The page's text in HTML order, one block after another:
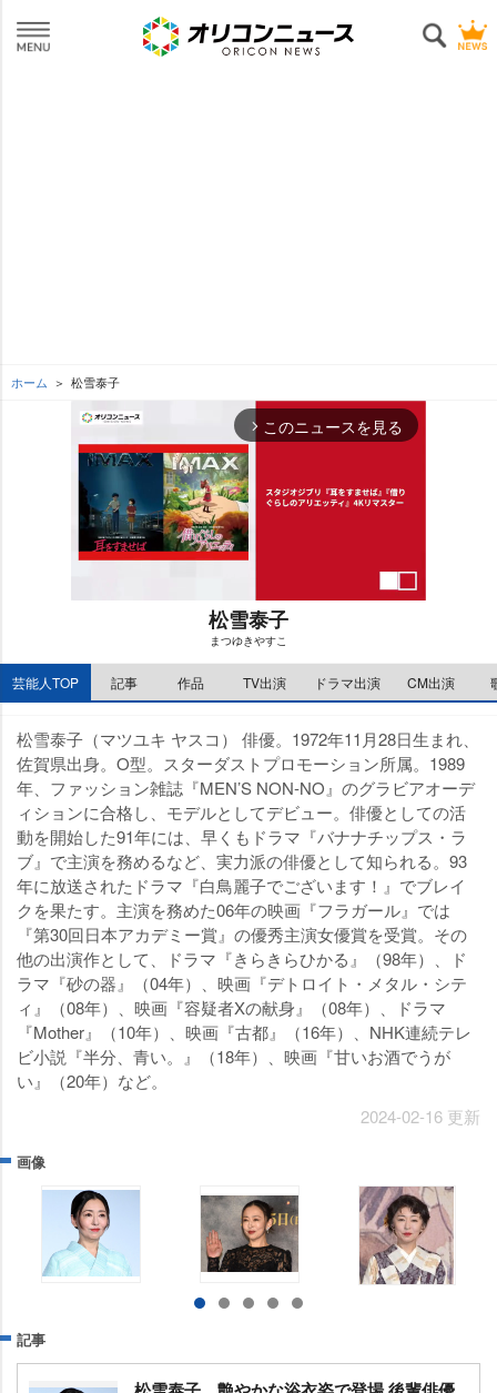
ホーム 松雪泰子
arrow_forward_ios このニュースを見る
M
u
t
松雪泰子
まつゆきやすこ
芸能人TOP 記事 作品 TV出演 ドラマ出演 CM出演
松雪泰子（マツユキ ヤスコ） 俳優。1972年11月28日生まれ、
佐賀県出身。O型。スターダストプロモーション所属。1989
年、ファッション雑誌『MEN’S NON-NO』のグラビアオーデ
ィションに合格し、モデルとしてデビュー。俳優としての活
動を開始した91年には、早くもドラマ『バナナチップス・ラ
ブ』で主演を務めるなど、実力派の俳優として知られる。93
年に放送されたドラマ『白鳥麗子でございます！』でブレイ
クを果たす。主演を務めた06年の映画『フラガール』では
『第30回日本アカデミー賞』の優秀主演女優賞を受賞。その
他の出演作として、ドラマ『きらきらひかる』（98年）、ド
ラマ『砂の器』（04年）、映画『デトロイト・メタル・シテ
ィ』（08年）、映画『容疑者Xの献身』（08年）、ドラマ
『Mother』（10年）、映画『古都』（16年）、NHK連続テレ
ビ小説『半分、青い。』（18年）、映画『甘いお酒でうが
い』（20年）など。
2024-02-16 更新
画像
記事